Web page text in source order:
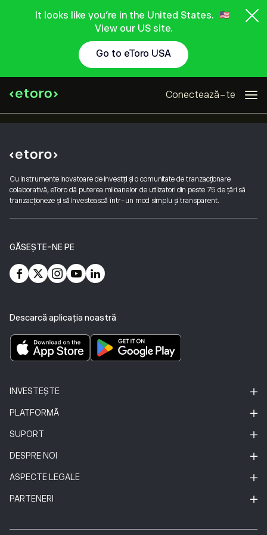
It looks like you're in the United States.
View our US site.
Go to eToro USA
Conectează-te
Cu instrumente inovatoare de investiții și o comunitate de tranzacționare
colaborativă, eToro dă puterea milioanelor de utilizatori din peste 75 de țări să
tranzacționeze și să investească într-un mod simplu și transparent.
GĂSEȘTE-NE PE
Descarcă aplicația noastră
INVESTEȘTE
PLATFORMĂ
SUPORT
DESPRE NOI
ASPECTE LEGALE
PARTENERI